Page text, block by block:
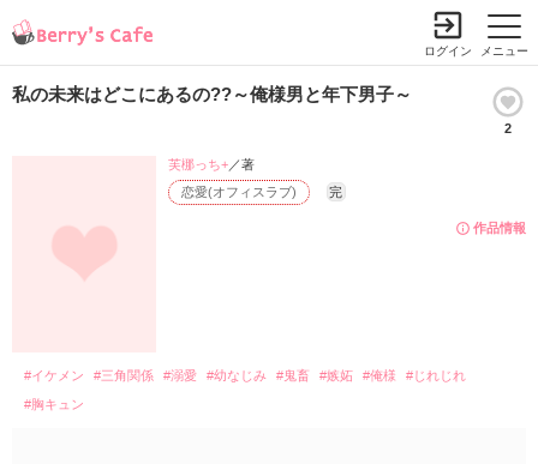
メニュー
ログイン
私の未来はどこにあるの??～俺様男と年下男子～
2
作品情報
恋愛(オフィスラブ) 完
芙梛っち+／著
#イケメン #三角関係 #溺愛 #幼なじみ #鬼畜 #嫉妬 #俺様
#じれじれ
#胸キュン